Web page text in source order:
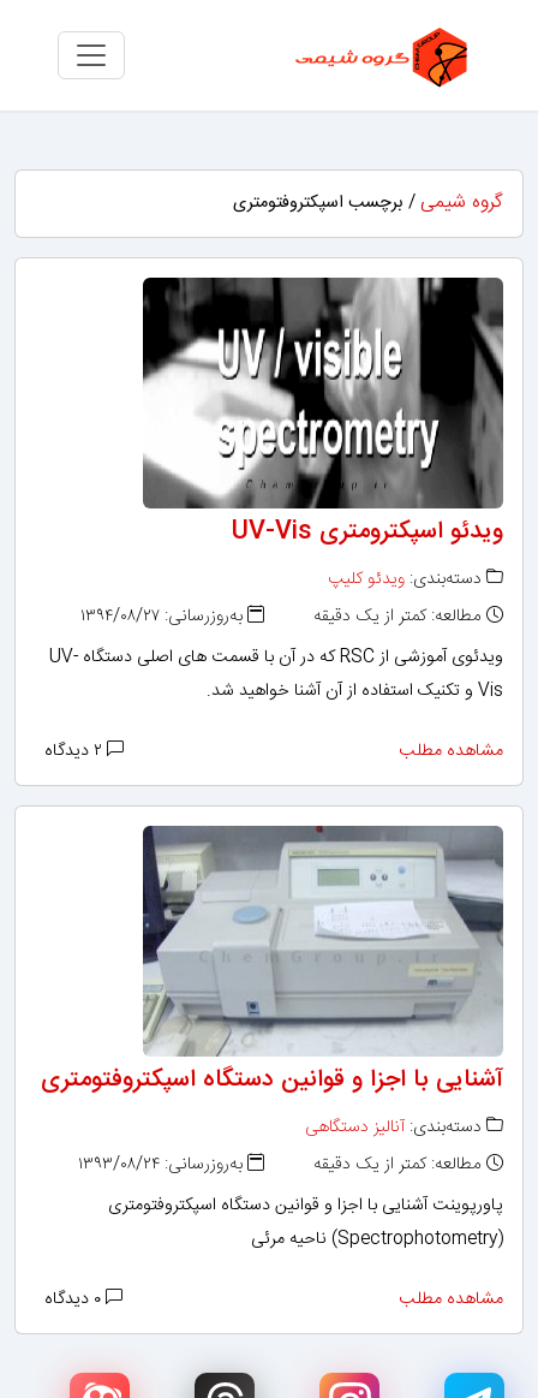
گروه شیمی / برچسب اسپکتروفتومتری
ویدئو اسپکترومتری UV-Vis
دسته‌بندی: ویدئو کلیپ
مطالعه: کمتر از یک دقیقه
به‌روزرسانی: ۱۳۹۴/۰۸/۲۷
ویدئوی آموزشی از RSC که در آن با قسمت های اصلی دستگاه UV-
Vis و تکنیک استفاده از آن آشنا خواهید شد.
مشاهده مطلب
آشنایی با اجزا و قوانین دستگاه اسپکتروفتومتری
دسته‌بندی: آنالیز دستگاهی
مطالعه: کمتر از یک دقیقه
به‌روزرسانی: ۱۳۹۳/۰۸/۲۴
پاورپوینت آشنایی با اجزا و قوانین دستگاه اسپکتروفتومتری
(Spectrophotometry) ناحیه مرئی
مشاهده مطلب